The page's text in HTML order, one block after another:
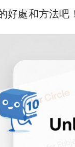
好處和方法吧！